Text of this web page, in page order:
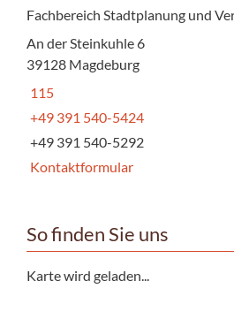
Fachbereich Stadtplanung und
An der Steinkuhle 6
39128 Magdeburg
115
+49 391 540-5424
+49 391 540-5292
Kontaktformular
So finden Sie uns
Karte wird geladen...